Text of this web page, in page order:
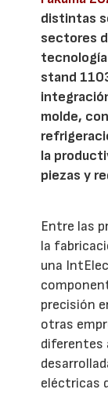
distintas
sectores
tecnología
stand
molde,
la
piezas y
Entre las
la
una
precisión
otras
diferentes
eléctricas